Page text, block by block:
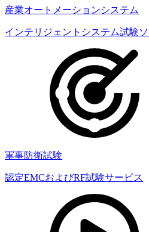
産業オートメーションシステム
インテリジェントシステム試験
軍事防衛試験
認定EMCおよびRF試験サービス